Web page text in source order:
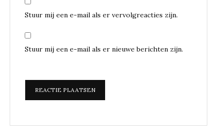
Stuur mij een e-mail als er vervolgreacties zijn.
Stuur mij een e-mail als er nieuwe berichten zijn.